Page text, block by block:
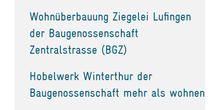
Wohnüberbauung Ziegelei Lufingen
der Baugenossenschaft
Zentralstrasse (BGZ)
Hobelwerk Winterthur der
Baugenossenschaft mehr als wohnen